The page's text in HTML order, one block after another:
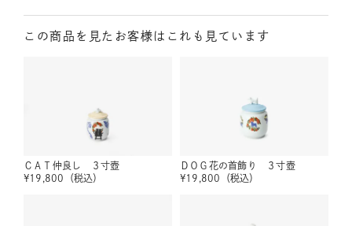
この商品を見たお客様はこれも見ています
ＣＡＴ仲良し ３寸壺
¥19,800 （税込）
ＤＯＧ花の首飾り ３寸壺
¥19,800 （税込）